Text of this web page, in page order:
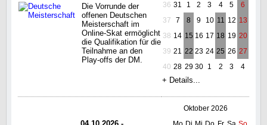
36 31 1 2 3 4 5
6
37
7 8 9 10 11 12 13
38 14 15 16 17 18 19 20
39 21 22 23 24 25 26 27
40 28 29 30 1 2 3 4
Die Vorrunde der
offenen Deutschen
Meisterschaft im
Online-Skat ermöglicht
die Qualifikation für die
Teilnahme an den
Play-offs der DM.
+ Details...
Oktober 2026